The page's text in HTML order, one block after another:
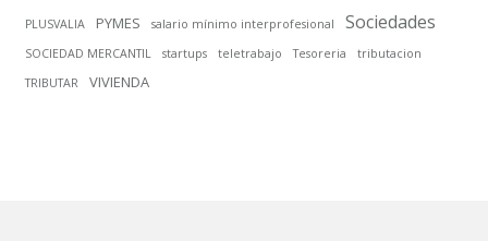
PLUSVALIA
PYMES salario mínimo interprofesional Sociedades
SOCIEDAD MERCANTIL startups teletrabajo Tesoreria
tributacion
TRIBUTAR
VIVIENDA